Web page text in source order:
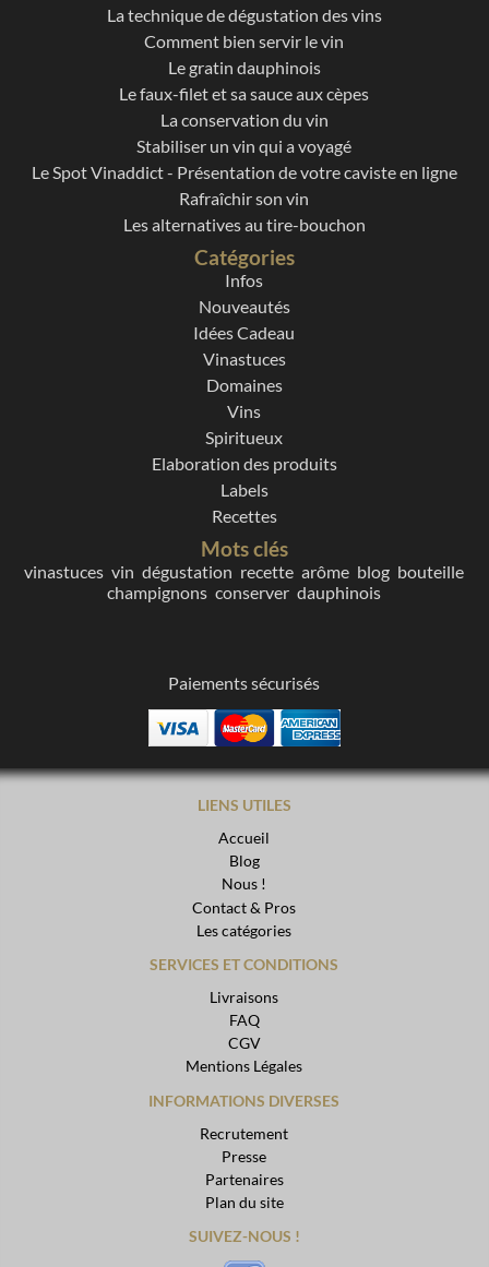
La technique de dégustation des vins
Comment bien servir le vin
Le gratin dauphinois
Le faux-filet et sa sauce aux cèpes
La conservation du vin
Stabiliser un vin qui a voyagé
Le Spot Vinaddict - Présentation de votre caviste en ligne
Rafraîchir son vin
Les alternatives au tire-bouchon
Catégories
Infos
Nouveautés
Idées Cadeau
Vinastuces
Domaines
Vins
Spiritueux
Elaboration des produits
Labels
Recettes
Mots clés
vinastuces vin dégustation recette arôme blog bouteille
champignons conserver dauphinois
Paiements sécurisés
LIENS UTILES
Accueil
Blog
Nous !
Contact & Pros
Les catégories
SERVICES ET CONDITIONS
Livraisons
FAQ
CGV
Mentions Légales
INFORMATIONS DIVERSES
Recrutement
Presse
Partenaires
Plan du site
SUIVEZ-NOUS !